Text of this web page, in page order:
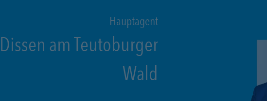
Hauptagent
Dissen am Teutoburger
Wald